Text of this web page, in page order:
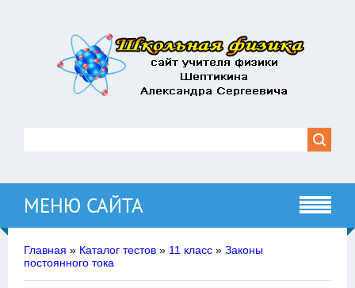
МЕНЮ САЙТА
Главная » Каталог тестов » 11 класс » Законы
постоянного тока